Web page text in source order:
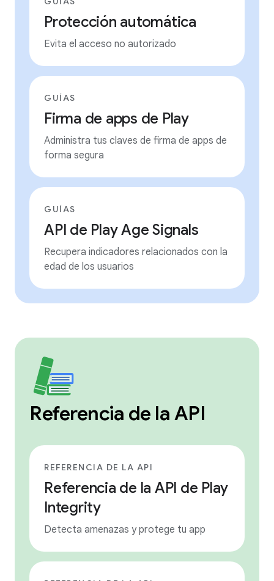
Protección automática
Evita el acceso no autorizado
GUÍAS
Firma de apps de Play
Administra tus claves de firma de apps de
forma segura
GUÍAS
API de Play Age Signals
Recupera indicadores relacionados con la
edad de los usuarios
Referencia de la API
REFERENCIA DE LA API
Referencia de la API de Play
Integrity
Detecta amenazas y protege tu app